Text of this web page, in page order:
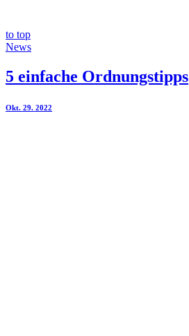
to top
News
5 einfache Ordnungstipps
Okt. 29. 2022